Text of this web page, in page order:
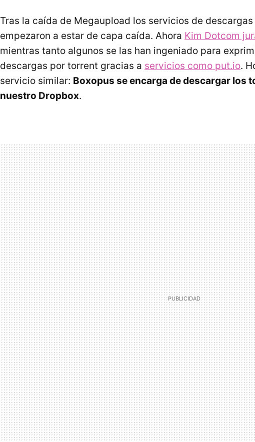
Tras la caída de Megaupload los servicios de
empezaron a estar de capa caída. Ahora Kim Dotcom
mientras tanto algunos se las han ingeniado para
descargas por torrent gracias a servicios como put.io.
servicio similar: Boxopus se encarga de descargar los
nuestro Dropbox.